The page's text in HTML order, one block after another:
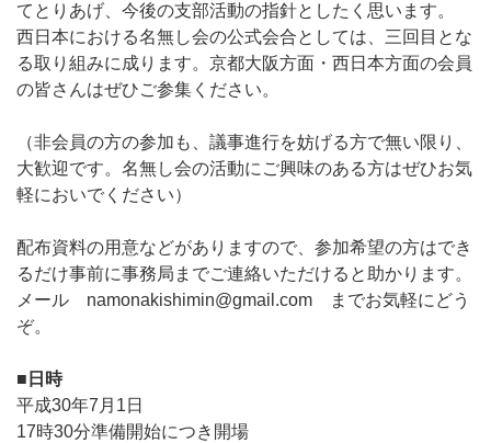
てとりあげ、今後の支部活動の指針としたく思います。
西日本における名無し会の公式会合としては、三回目とな
る取り組みに成ります。京都大阪方面・西日本方面の会員
の皆さんはぜひご参集ください。
（非会員の方の参加も、議事進行を妨げる方で無い限り、
大歓迎です。名無し会の活動にご興味のある方はぜひお気
軽においでください）
配布資料の用意などがありますので、参加希望の方はでき
るだけ事前に事務局までご連絡いただけると助かります。
メール namonakishimin@gmail.com までお気軽にどう
ぞ。
■日時
平成30年7月1日
17時30分準備開始につき開場